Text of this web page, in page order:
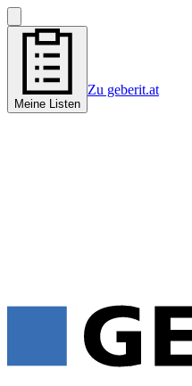
Meine Listen
Zu geberit.at